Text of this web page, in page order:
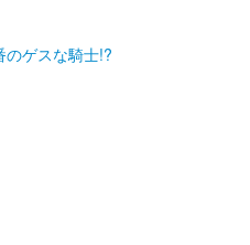
のゲスな騎士!?